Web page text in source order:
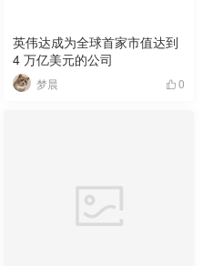
英伟达成为全球首家市值达到
4 万亿美元的公司
梦晨 0